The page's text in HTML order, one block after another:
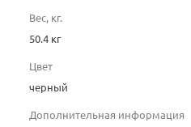
Вес, кг.
50.4 кг
Цвет
черный
Дополнительная информация